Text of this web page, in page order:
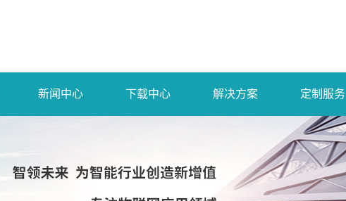
新闻中心 下载中心 解决方案 定制服务